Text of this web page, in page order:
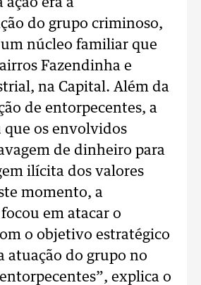
ação era a
do grupo criminoso,
núcleo familiar que
Fazendinha e
na Capital. Além da
de entorpecentes, a
que os envolvidos
de dinheiro para
ilícita dos valores
momento, a
em atacar o
o objetivo estratégico
atuação do grupo no
explica o